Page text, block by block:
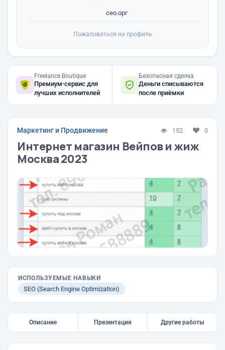
сео.орг
Пожаловаться на профиль
Freelance.Boutique
Премиум-сервис для
лучших исполнителей
Безопасная сделка
Деньги списываются
после приёмки
Маркетинг и Продвижение 152 0
Интернет магазин Вейпов и жиж
Москва 2023
ИСПОЛЬЗУЕМЫЕ НАВЫКИ
SEO (Search Engine Optimization)
Описание Презентация Другие работы